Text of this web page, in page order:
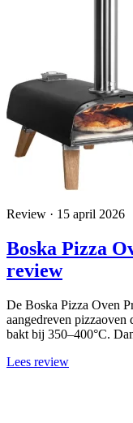
Review · 15 april 2026
Boska Pizza
review
De Boska Pizza Oven
aangedreven pizzaoven
bakt bij 350–400°C.
Lees review